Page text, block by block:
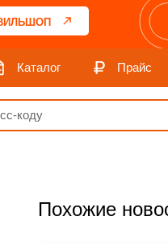
Каталог Прайс
Похожие